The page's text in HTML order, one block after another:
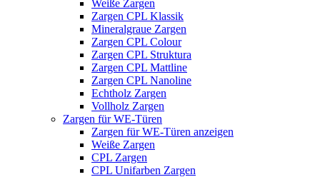
Weiße Zargen
Zargen CPL Klassik
Mineralgraue Zargen
Zargen CPL Colour
Zargen CPL Struktura
Zargen CPL Mattline
Zargen CPL Nanoline
Echtholz Zargen
Vollholz Zargen
Zargen für WE-Türen
Zargen für WE-Türen anzeigen
Weiße Zargen
CPL Zargen
CPL Unifarben Zargen